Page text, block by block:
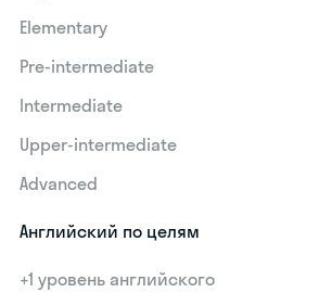
Elementary
Pre-intermediate
Intermediate
Upper-intermediate
Advanced
Английский по целям
+1 уровень английского